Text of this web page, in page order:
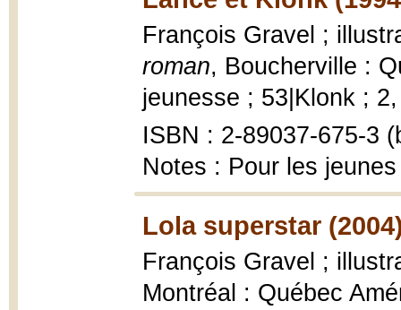
François Gravel ;
roman, Boucherville :
jeunesse ; 53|Klonk ;
ISBN : 2-89037-675-3
Notes : Pour les
Lola superstar
François Gravel ;
Montréal : Québec